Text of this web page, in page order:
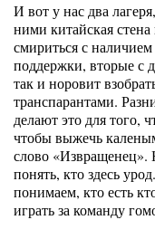
И вот у нас два
ними китайская
смириться с
поддержки, вторые с
так и норовит
транспарантами.
делают это для того,
чтобы выжечь
слово «Извращенец».
понять, кто здесь
понимаем, кто есть
играть за команду